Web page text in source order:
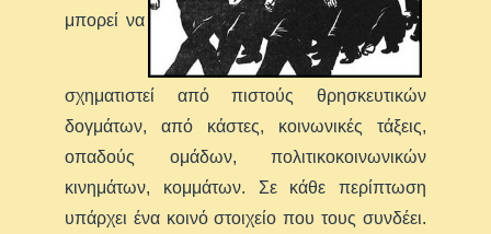
μπορεί να
σχηματιστεί από πιστούς θρησκευτικών
δογμάτων, από κάστες, κοινωνικές τάξεις,
οπαδούς ομάδων, πολιτικοκοινωνικών
κινημάτων, κομμάτων. Σε κάθε περίπτωση
υπάρχει ένα κοινό στοιχείο που τους συνδέει.